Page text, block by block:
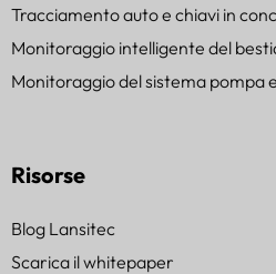
Tracciamento auto e chiavi in
Monitoraggio intelligente del
Monitoraggio del sistema pompa
Risorse
Blog Lansitec
Scarica il whitepaper